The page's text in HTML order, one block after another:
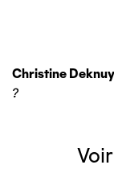
Christine
?